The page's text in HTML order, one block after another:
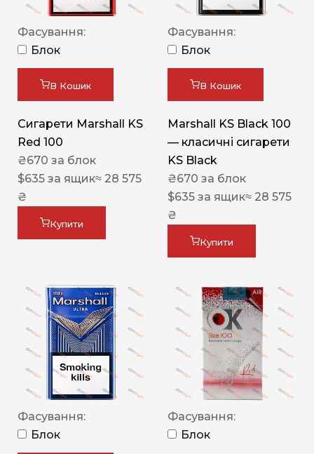
Фасування:
Блок
В Кошик
Сигарети Marshall KS
Red 100
₴670 за блок
$635 за ящик≈ 28 575
₴
Купити
Фасування:
Блок
В Кошик
Marshall KS Black 100
— класичні сигарети
KS Black
₴670 за блок
$635 за ящик≈ 28 575
₴
Купити
Фасування:
Блок
Фасування:
Блок